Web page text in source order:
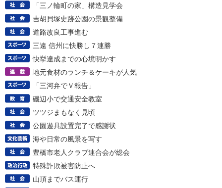
「三ノ輪町の家」構造見学会
吉胡貝塚史跡公園の景観整備
道路改良工事進む
三遠 信州に快勝し７連勝
快挙達成までの心境明かす
地元食材のランチ＆ケーキが人気
「三河弁でＶ報告」
磯辺小で交通安全教室
ツツジまもなく見頃
公園遊具設置完了で感謝状
海や日常の風景を写す
豊橋市老人クラブ連合会が総会
特殊詐欺被害防止へ
山頂までバス運行